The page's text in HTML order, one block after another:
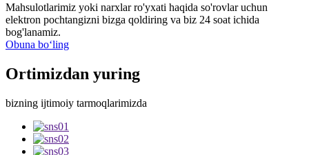
Mahsulotlarimiz yoki narxlar ro'yxati haqida so'rovlar uchun
elektron pochtangizni bizga qoldiring va biz 24 soat ichida
bog'lanamiz.
Obuna boʻling
Ortimizdan yuring
bizning ijtimoiy tarmoqlarimizda